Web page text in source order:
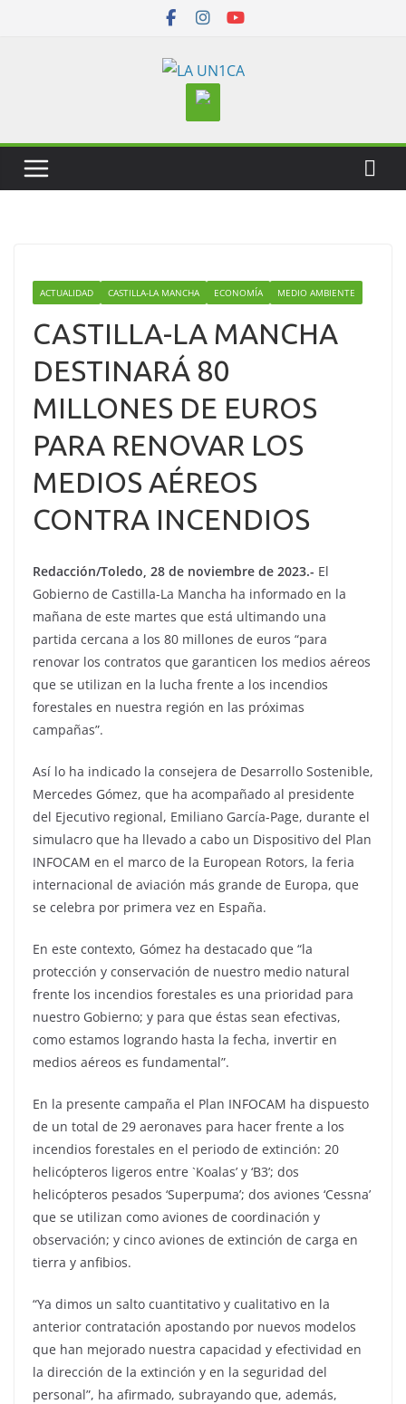
ACTUALIDAD CASTILLA-LA MANCHA ECONOMÍA MEDIO AMBIENTE
CASTILLA-LA MANCHA
DESTINARÁ 80
MILLONES DE EUROS
PARA RENOVAR LOS
MEDIOS AÉREOS
CONTRA INCENDIOS
Redacción/Toledo, 28 de noviembre de 2023.- El
Gobierno de Castilla-La Mancha ha informado en la
mañana de este martes que está ultimando una
partida cercana a los 80 millones de euros “para
renovar los contratos que garanticen los medios aéreos
que se utilizan en la lucha frente a los incendios
forestales en nuestra región en las próximas
campañas”.
Así lo ha indicado la consejera de Desarrollo Sostenible,
Mercedes Gómez, que ha acompañado al presidente
del Ejecutivo regional, Emiliano García-Page, durante el
simulacro que ha llevado a cabo un Dispositivo del Plan
INFOCAM en el marco de la European Rotors, la feria
internacional de aviación más grande de Europa, que
se celebra por primera vez en España.
En este contexto, Gómez ha destacado que “la
protección y conservación de nuestro medio natural
frente los incendios forestales es una prioridad para
nuestro Gobierno; y para que éstas sean efectivas,
como estamos logrando hasta la fecha, invertir en
medios aéreos es fundamental”.
En la presente campaña el Plan INFOCAM ha dispuesto
de un total de 29 aeronaves para hacer frente a los
incendios forestales en el periodo de extinción: 20
helicópteros ligeros entre `Koalas’ y ‘B3’; dos
helicópteros pesados ‘Superpuma’; dos aviones ‘Cessna’
que se utilizan como aviones de coordinación y
observación; y cinco aviones de extinción de carga en
tierra y anfibios.
“Ya dimos un salto cuantitativo y cualitativo en la
anterior contratación apostando por nuevos modelos
que han mejorado nuestra capacidad y efectividad en
la dirección de la extinción y en la seguridad del
personal”, ha afirmado, subrayando que, además,